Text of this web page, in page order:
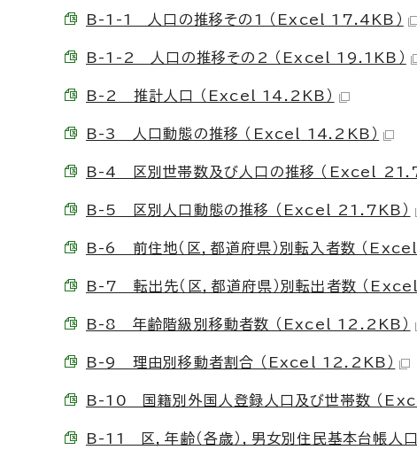
B-1-1 人口の推移その1 （Excel 17.4KB）
B-1-2 人口の推移その2 （Excel 19.1KB）
B-2 推計人口 （Excel 14.2KB）
B-3 人口動態の推移 （Excel 14.2KB）
B-4 区別世帯数及び人口の推移 （Excel
B-5 区別人口動態の推移 （Excel 21.7KB）
B-6 前住地（区，都道府県）別転入者数 （
B-7 転出先（区，都道府県）別転出者数 （
B-8 年齢階級別移動者数 （Excel 12.2KB）
B-9 理由別移動者割合 （Excel 12.2KB）
B-10 国籍別外国人登録人口及び世帯数 （
B-11 区，年齢（各歳），男女別住民基本台帳